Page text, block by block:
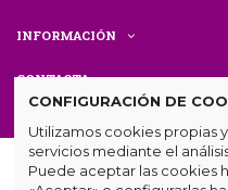
INFORMACIÓN
CONTACTA
CONFIGURACIÓN DE
Utilizamos cookies propias
servicios mediante el
Puede aceptar las cookies